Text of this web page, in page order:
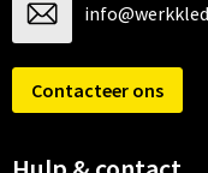
Contacteer ons